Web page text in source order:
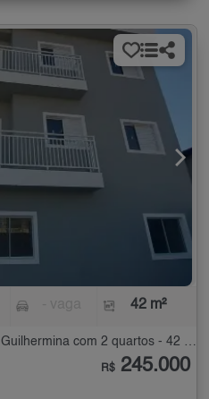
42 m²
Apartamento à Venda na Vila Guilhermina com 2 quartos - 42 m²
R$ 245.000